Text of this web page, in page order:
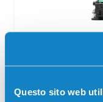
Questo sito web
CIANO